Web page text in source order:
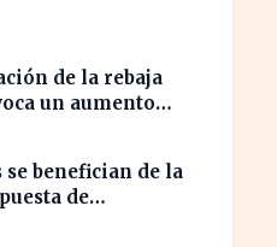
de la rebaja
un aumento
verano
se benefician de la
de